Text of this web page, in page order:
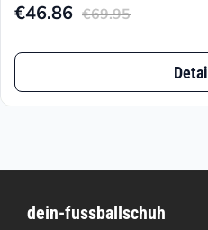
€69.95
Ursprünglicher
Preis
€69.95
€46.86
Aktueller
Preis
€46.86.
Dieses
Produkt
auf.
dein-fussballschuh